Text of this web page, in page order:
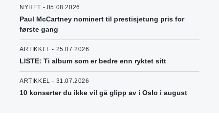
NYHET - 05.08.2026
Paul McCartney nominert til prestisjetung pris for
første gang
ARTIKKEL - 25.07.2026
LISTE: Ti album som er bedre enn ryktet sitt
ARTIKKEL - 31.07.2026
10 konserter du ikke vil gå glipp av i Oslo i august